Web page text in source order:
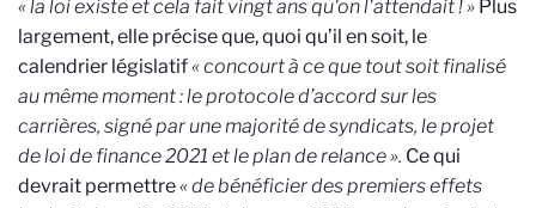
« la loi existe et cela fait vingt ans qu'on l'attendait ! » Plus
largement, elle précise que, quoi qu’il en soit, le
calendrier législatif« concourt à ce que tout soit finalisé
au même moment : le protocole d’accord sur les
carrières, signé par une majorité de syndicats, le projet
de loi de finance 2021 et le plan de relance ». Ce qui
devrait permettre« de bénéficier des premiers effets